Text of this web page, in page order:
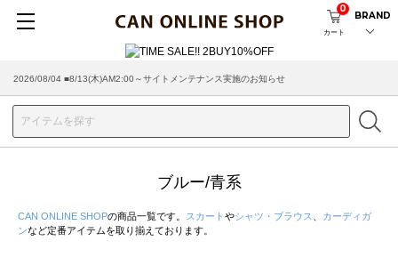
カート
0
BRAND
2026/07/29 ■【お知らせ】ヤマト運輸の配送遅延・停止について
ブルー/青系
CAN ONLINE SHOPの商品一覧です。 スカート やシャツ・ブラウス
カーディガ
ンなど定番アイテムを取り揃えております。